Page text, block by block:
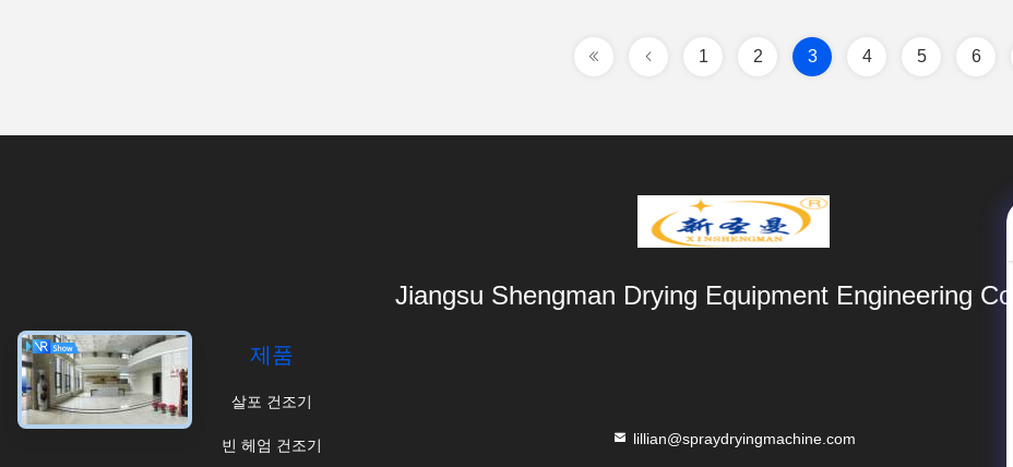
1 2 3 4 5 6
Jiangsu Shengman Drying Equipment Engineering
제품
살포 건조기
빈 헤엄 건조기 lillian@spraydryingmachine.com